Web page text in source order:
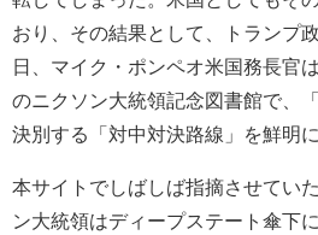
おり、その結果として、トランプ
日、マイク・ポンペオ米国務長官
のニクソン大統領記念図書館で、
決別する「対中対決路線」を鮮明に
本サイトでしばしば指摘させてい
ン大統領はディープステート傘下